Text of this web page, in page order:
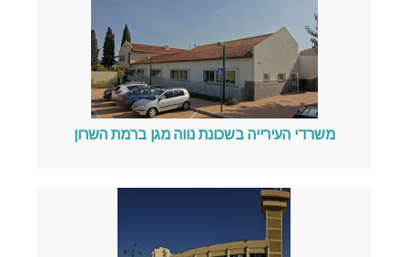
משרדי העירייה בשכונת נווה מגן ברמת השרון